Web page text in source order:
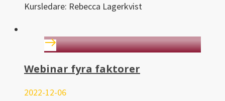
Kursledare: Rebecca Lagerkvist
Webinar fyra faktorer
2022-12-06